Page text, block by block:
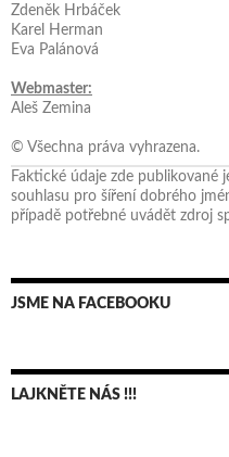
Zdeněk Hrbáček
Karel Herman
Eva Palánová
Webmaster:
Aleš Zemina
© Všechna práva vyhrazena.
Faktické údaje zde publikované
souhlasu pro šíření dobrého
případě potřebné uvádět zdroj
JSME NA FACEBOOKU
LAJKNĚTE NÁS !!!